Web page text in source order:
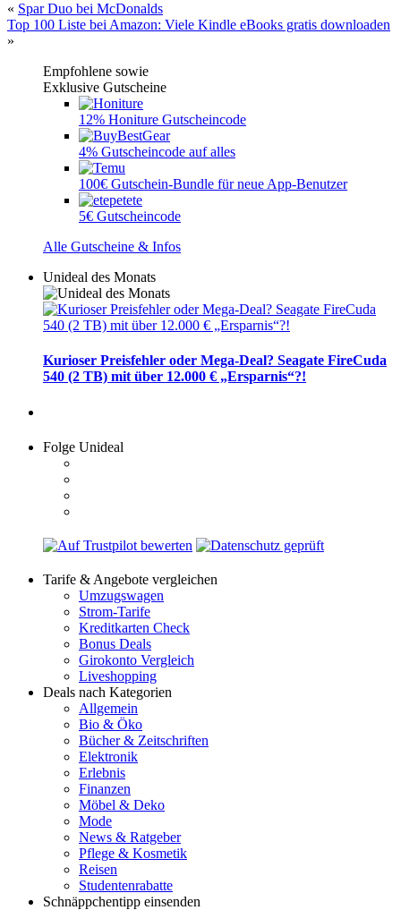
« Spar Duo bei McDonalds
Top 100 Liste bei Amazon: Viele Kindle eBooks gratis downloaden
»
Empfohlene sowie
Exklusive Gutscheine
12% Honiture Gutscheincode
4% Gutscheincode auf alles
100€ Gutschein-Bundle für neue App-Benutzer
5€ Gutscheincode
Alle Gutscheine & Infos
Unideal des Monats
Kurioser Preisfehler oder Mega-Deal? Seagate FireCuda
540 (2 TB) mit über 12.000 € „Ersparnis“?!
Folge Unideal
Tarife & Angebote vergleichen
Umzugswagen
Strom-Tarife
Kreditkarten Check
Bonus Deals
Girokonto Vergleich
Liveshopping
Deals nach Kategorien
Allgemein
Bio & Öko
Bücher & Zeitschriften
Elektronik
Erlebnis
Finanzen
Möbel & Deko
Mode
News & Ratgeber
Pflege & Kosmetik
Reisen
Studentenrabatte
Schnäppchentipp einsenden